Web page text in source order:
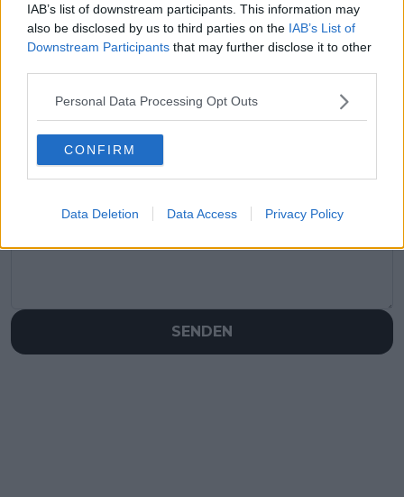
IAB’s list of downstream participants. This information may
also be disclosed by us to third parties on the IAB’s List of
Downstream Participants that may further disclose it to other
Personal Data Processing Opt Outs
CONFIRM
Data Deletion Data Access Privacy Policy
Schreiben Sie einen Kommentar
SENDEN